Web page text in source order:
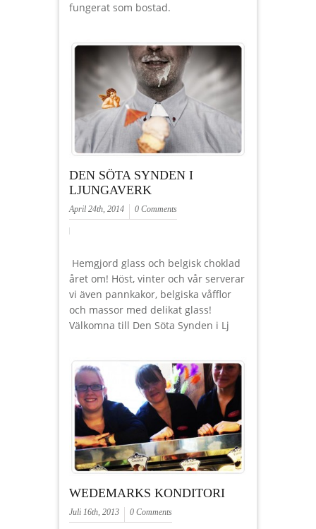
fungerat som bostad.
DEN SÖTA SYNDEN I
LJUNGAVERK
April 24th, 2014 0 Comments
Hemgjord glass och belgisk choklad
året om! Höst, vinter och vår serverar
vi även pannkakor, belgiska våfflor
och massor med delikat glass!
Välkomna till Den Söta Synden i Lj
WEDEMARKS KONDITORI
Juli 16th, 2013 0 Comments